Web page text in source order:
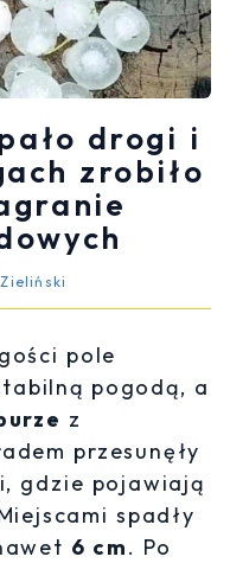
drogi i
zrobiło
pole
pogodą, a
z
przesunęły
gdzie pojawiają
spadły
6 cm. Po